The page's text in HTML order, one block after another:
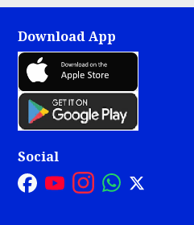
Download App
Social